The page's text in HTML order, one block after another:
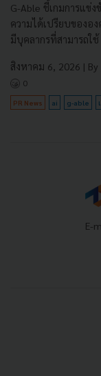
G-Able ชี้เกมการแข่
ความได้เปรียบของอ
มีบุคลากรที่สามารถใ
สิงหาคม 6, 2026 | By
0
PR News ai g-able
E-